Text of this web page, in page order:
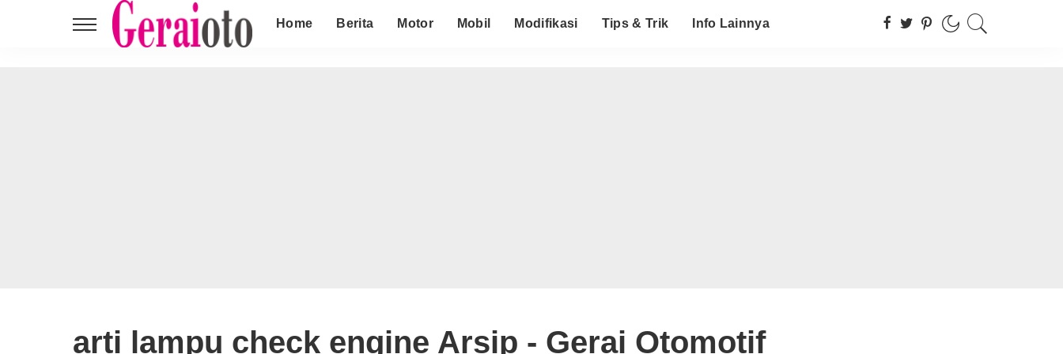
Home Berita Motor Mobil Modifikasi Tips & Trik Info Lainnya
arti lampu check engine Arsip - Gerai Otomotif